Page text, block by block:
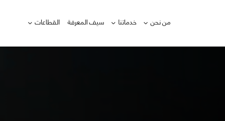
من نحن خدماتنا سيف المعرفة القطاعات